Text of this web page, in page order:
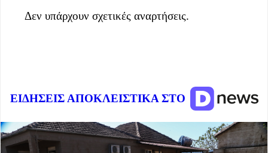
Δεν υπάρχουν σχετικές αναρτήσεις.
ΕΙΔΗΣΕΙΣ ΑΠΟΚΛΕΙΣΤΙΚΑ ΣΤΟ